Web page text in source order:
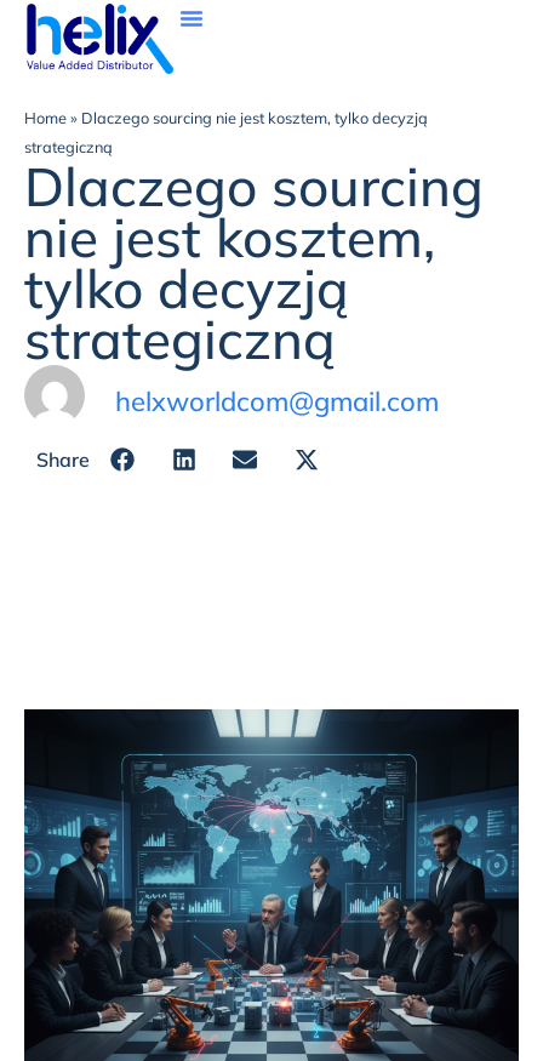
Home» Dlaczego sourcing nie jest kosztem, tylko decyzją
strategiczną
Dlaczego sourcing
nie jest kosztem,
tylko decyzją
strategiczną
helxworldcom@gmail.com
Share